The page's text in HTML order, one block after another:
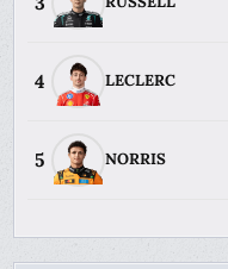
4 LECLERC
5 NORRIS